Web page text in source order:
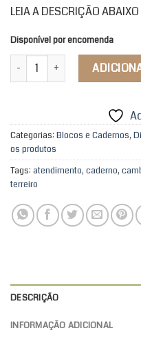
LEIA A DESCRIÇÃO
Disponível por encomenda
Caderno do Cambonê
Categorias: Blocos e Cadernos,
os produtos
Tags: atendimento, caderno,
terreiro
DESCRIÇÃO
INFORMAÇÃO ADICIONAL